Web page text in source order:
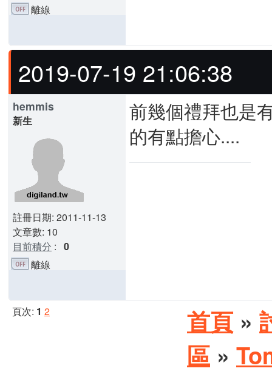
離線
2019-07-19 21:06:38
hemmis
新生
註冊日期: 2011-11-13
文章數: 10
目前積分 : 0
前幾個禮拜也是
的有點擔心....
離線
頁次: 1 2 首頁 »
區 »